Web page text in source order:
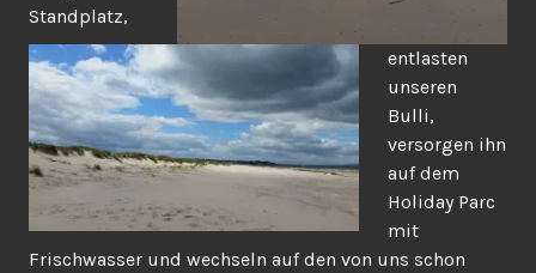
Standplatz,
entlasten
unseren
Bulli,
versorgen ihn
auf dem
Holiday Parc
mit
Frischwasser und wechseln auf den von uns schon